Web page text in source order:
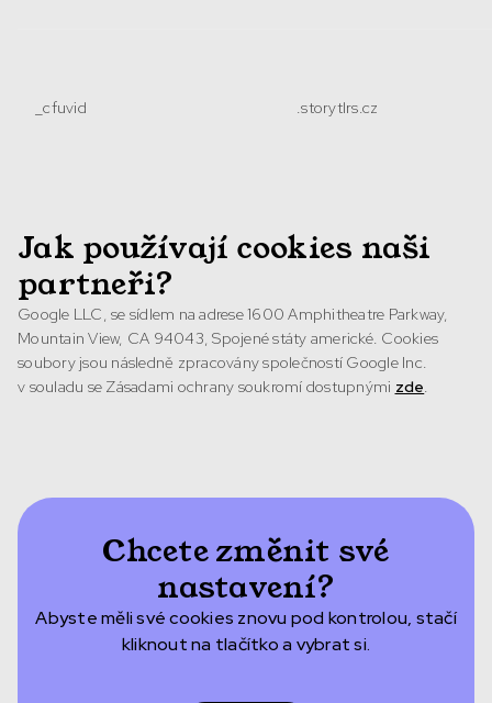
_cfuvid .storytlrs.cz
Jak používají cookies naši
partneři?
Google LLC, se sídlem na adrese 1600 Amphitheatre Parkway,
Mountain View, CA 94043, Spojené státy americké. Cookies
soubory jsou následně zpracovány společností Google Inc.
v souladu se Zásadami ochrany soukromí dostupnými zde.
Chcete změnit své
nastavení?
Abyste měli své cookies znovu pod kontrolou, stačí
kliknout na tlačítko a vybrat si.